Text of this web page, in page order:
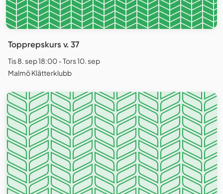
Topprepskurs v. 37
Tis 8. sep 18:00 - Tors 10. sep
Malmö Klätterklubb